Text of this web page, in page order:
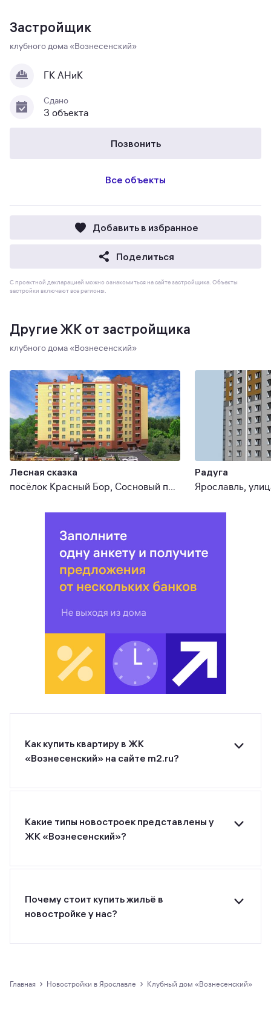
Застройщик
клубного дома «Вознесенский»
ГК АНиК
Сдано
3 объекта
Позвонить
Все объекты
Добавить в избранное
Поделиться
С проектной декларацией можно ознакомиться на сайте застройщика. Объекты
застройки включают все регионы.
Другие ЖК от застройщика
клубного дома «Вознесенский»
Лесная сказка
посёлок Красный Бор, Сосновый проезд
Радуга
Ярославль,
Как купить квартиру в ЖК
«Вознесенский» на сайте m2.ru?
указанному номеру телефона.
Какие типы новостроек представлены у
ЖК «Вознесенский»?
Почему стоит купить жильё в
новостройке у нас?
Главная › новостройки в Ярославле › Клубный дом «Вознесенский»